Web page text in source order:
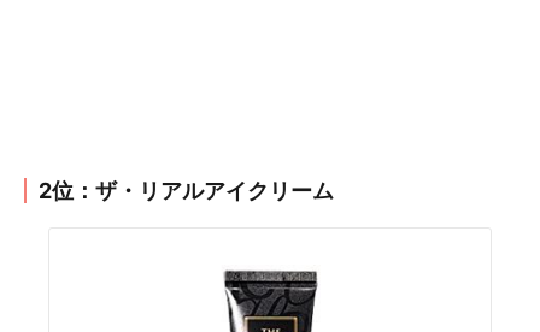
2位：ザ・リアルアイクリーム